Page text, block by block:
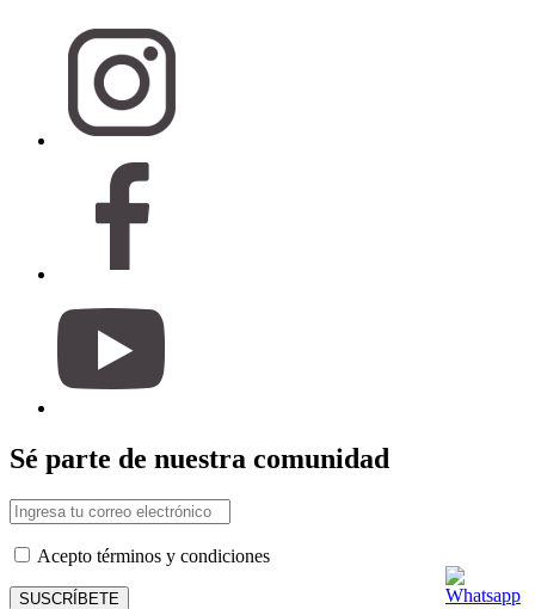
Sé parte de nuestra comunidad
Acepto términos y condiciones